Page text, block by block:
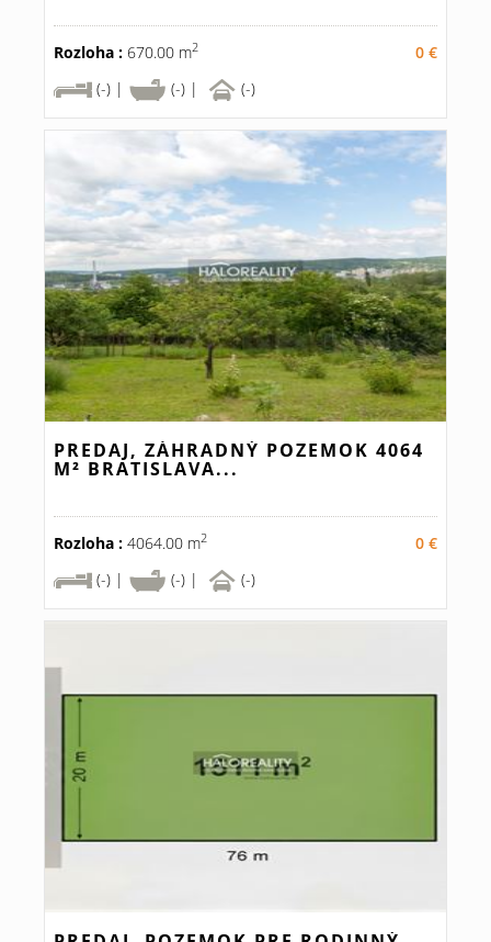
Rozloha : 670.00 m2
0 €
(-) |
(-) | (-)
PREDAJ, ZÁHRADNÝ POZEMOK 4064
M² BRATISLAVA...
Rozloha : 4064.00 m2
0 €
(-) |
(-) | (-)